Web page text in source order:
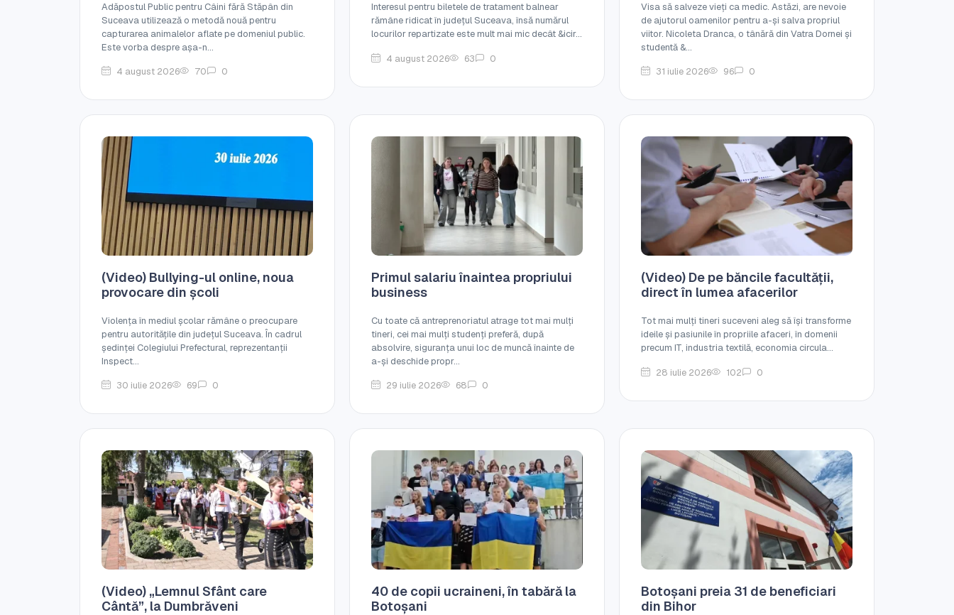
Adăpostul Public pentru Câini fără Stăpân din
Suceava utilizează o metodă nouă pentru
capturarea animalelor aflate pe domeniul public.
Este vorba despre așa-n...
4 august 2026
70 0
Interesul pentru biletele de tratament balnear
rămâne ridicat în județul Suceava, însă numărul
locurilor repartizate este mult mai mic decât &icir...
4 august 2026 63 0
Visa să salveze vieți ca medic. Astăzi, are nevoie
de ajutorul oamenilor pentru a-și salva propriul
viitor. Nicoleta Dranca, o tânără din Vatra Dornei și
studentă &...
31 iulie 2026
96 0
(Video) Bullying-ul online, noua
provocare din școli
Violența în mediul școlar rămâne o preocupare
pentru autoritățile din județul Suceava. În cadrul
ședinței Colegiului Prefectural, reprezentanții
Inspect...
30 iulie 2026
69 0
Primul salariu înaintea propriului
business
Cu toate că antreprenoriatul atrage tot mai mulți
tineri, cei mai mulți studenți preferă, după
absolvire, siguranța unui loc de muncă înainte de
a-și deschide propr...
29 iulie 2026
68 0
(Video) De pe băncile facultății,
direct în lumea afacerilor
Tot mai mulți tineri suceveni aleg să își transforme
ideile și pasiunile în propriile afaceri, în domenii
precum IT, industria textilă, economia circula...
28 iulie 2026 102 0
(Video) „Lemnul Sfânt care
Cântă”, la Dumbrăveni
40 de copii ucraineni, în tabără la
Botoșani
Botoșani preia 31 de beneficiari
din Bihor